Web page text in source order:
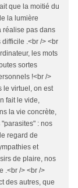
que la moitié du
la lumière
réalise pas dans
difficile .<br /> <br
les mots
sortes
!<br />
le virtuel, on est
fait le vide,
la vie concrète,
: nos
regard de
et
de plaire, nos
.<br /> <br />
des autres, que